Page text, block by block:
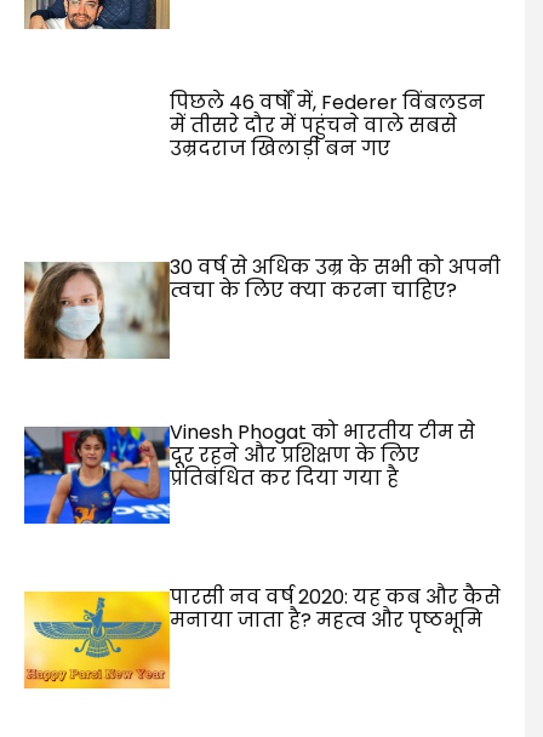
पिछले 46 वर्षों में, Federer विंबलडन
में तीसरे दौर में पहुंचने वाले सबसे
उम्रदराज खिलाड़ी बन गए
30 वर्ष से अधिक उम्र के सभी को अपनी
त्वचा के लिए क्या करना चाहिए?
Vinesh Phogat को भारतीय टीम से
दूर रहने और प्रशिक्षण के लिए
प्रतिबंधित कर दिया गया है
पारसी नव वर्ष 2020: यह कब और कैसे
मनाया जाता है? महत्व और पृष्ठभूमि